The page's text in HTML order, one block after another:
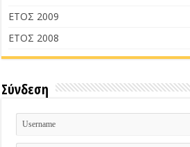
ΕΤΟΣ 2009
ΕΤΟΣ 2008
Σύνδεση